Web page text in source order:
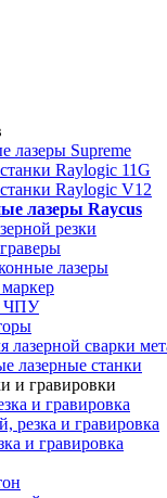
лазеры Supreme
Raylogic 11G
Raylogic V12
лазеры Raycus
резки
лазеры
ЧПУ
лазерной сварки
лазерные станки
и гравировки
и гравировка
резка и гравировка
и гравировка